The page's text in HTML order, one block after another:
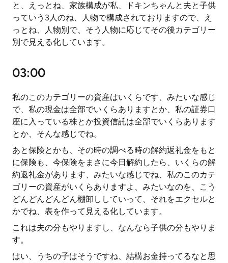
と、えっとね、家族構成が私、ドキンちゃんと夫と子供
っていう3人のね、人物で構成されておりますので、え
っとね、人物別で、そう人物に応じてその後カテゴリー
別で見える化しています。
03:00
私のこのカテゴリーの資産はいくらです、みたいな感じ
で、私の現金は全部でいくらありますとか、私の証券口
座に入っている株とか投資信託は全部でいくらあります
とか、そんな感じでね。
あと保険とかも、その時の調べる時の解約返礼金をもと
に保険も、今保険をまさに今日解約したら、いくらの解
約返礼金があります、みたいな感じでね、私のこのカテ
ゴリーの資産がいくらありますよ、みたいなのを、こう
どんどんどんどん棚卸ししていって、それをエクセルと
かでね、表を作って見える化しています。
これは夫の分もやりますし、なんなら子供の分もやりま
す。
はい、うちの子はそうですね、結構お金持ってるなと思